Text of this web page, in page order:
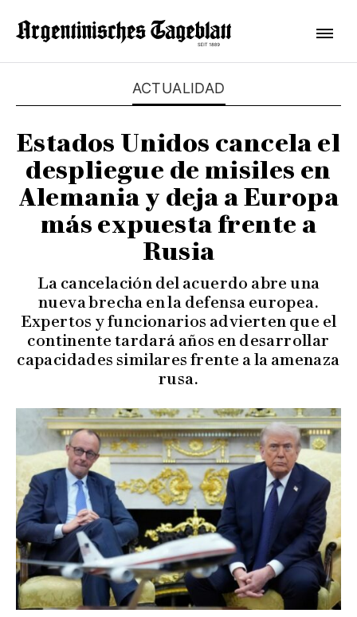
ACTUALIDAD
Estados Unidos cancela el
despliegue de misiles en
Alemania y deja a Europa
más expuesta frente a
Rusia
La cancelación del acuerdo abre una
nueva brecha en la defensa europea.
Expertos y funcionarios advierten que el
continente tardará años en desarrollar
capacidades similares frente a la amenaza
rusa.